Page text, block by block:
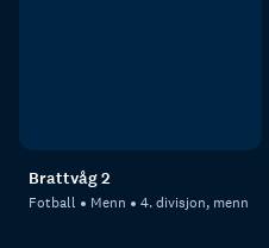
Brattvåg 2
Fotball Menn 4. divisjon, menn